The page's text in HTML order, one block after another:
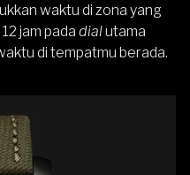
waktu di zona yang
jam pada dialutama
di tempatmu berada.